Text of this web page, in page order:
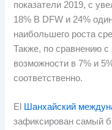
показатели 2019, с
18% В DFW и 24%
наибольшего роста
Также, по сравнению
возможности в 7% и
соответственно.
El Шанхайский
зафиксирован самый